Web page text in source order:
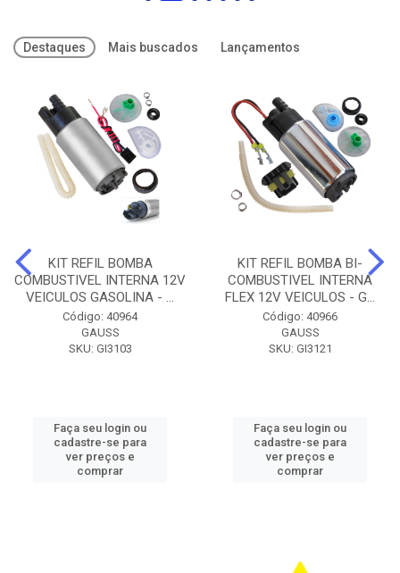
Destaques Mais buscados Lançamentos
KIT REFIL BOMBA
COMBUSTIVEL INTERNA 12V
VEICULOS GASOLINA - ...
Código: 40964
GAUSS
SKU: GI3103
Faça seu login ou
cadastre-se para
ver preços e
comprar
KIT REFIL BOMBA BI-
COMBUSTIVEL INTERNA
FLEX 12V VEICULOS - G...
Código: 40966
GAUSS
SKU: GI3121
Faça seu login ou
cadastre-se para
ver preços e
comprar